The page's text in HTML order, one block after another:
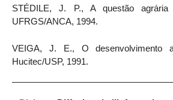
STÉDILE, J. P., A questão agrária
UFRGS/ANCA, 1994.
VEIGA, J. E., O desenvolvimento
Hucitec/USP, 1991.